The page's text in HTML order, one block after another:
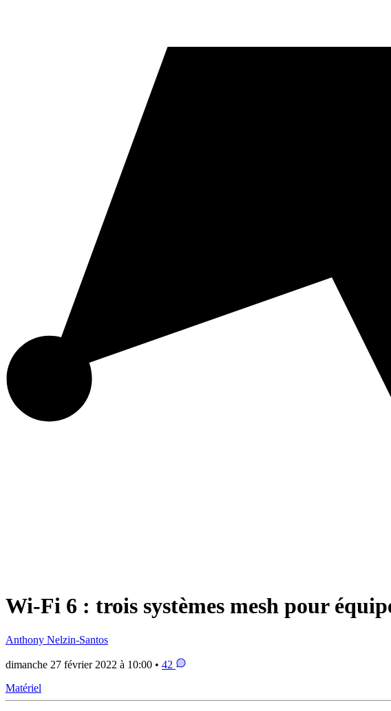
Wi-Fi 6 : trois systèmes mesh pour
Anthony Nelzin-Santos
dimanche 27 février 2022 à 10:00 • 42
Matériel